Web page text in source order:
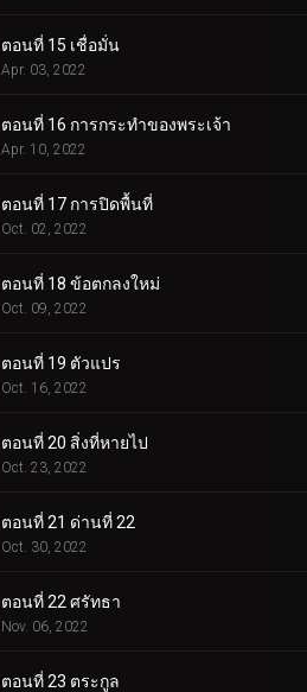
ตอนที่ 15 เชื่อมั่น
Apr. 03, 2022
ตอนที่ 16 การกระทำของพระเจ้า
Apr. 10, 2022
ตอนที่ 17 การปิดพื้นที่
Oct. 02, 2022
ตอนที่ 18 ข้อตกลงใหม่
Oct. 09, 2022
ตอนที่ 19 ตัวแปร
Oct. 16, 2022
ตอนที่ 20 สิ่งที่หายไป
Oct. 23, 2022
ตอนที่ 21 ด่านที่ 22
Oct. 30, 2022
ตอนที่ 22 ศรัทธา
Nov. 06, 2022
ตอนที่ 23 ตระกูล